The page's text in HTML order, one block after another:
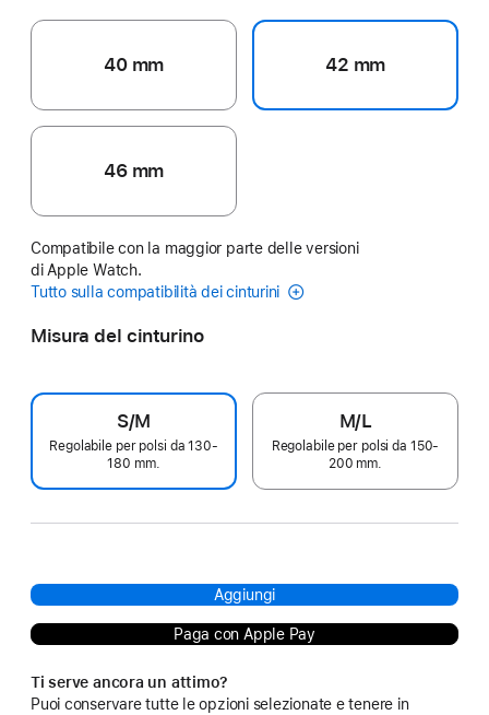
40 mm 42 mm
46 mm
Compatibile con la maggior parte delle versioni
di Apple Watch.
Tutto sulla compatibilità dei cinturini
Misura del cinturino
S/M
Regolabile per polsi da 130-
180 mm.
M/L
Regolabile per polsi da 150-
200 mm.
Aggiungi
Paga con Apple Pay
Ti serve ancora un attimo?
Puoi conservare tutte le opzioni selezionate e tenere in